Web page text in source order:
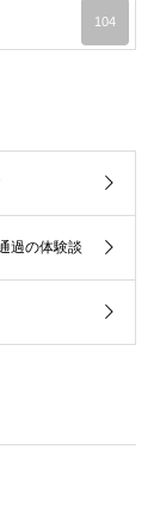
104
過の体験談